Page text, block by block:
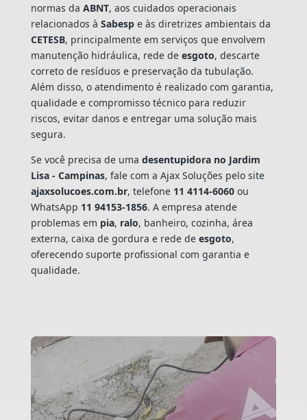
normas da ABNT, aos cuidados operacionais
relacionados à Sabespe às diretrizes ambientais da
CETESB, principalmente em serviços que envolvem
manutenção hidráulica, rede de esgoto, descarte
correto de resíduos e preservação da tubulação.
Além disso, o atendimento é realizado com garantia,
qualidade e compromisso técnico para reduzir
riscos, evitar danos e entregar uma solução mais
segura.
Se você precisa de uma desentupidora no Jardim
Lisa - Campinas, fale com a Ajax Soluções pelo site
ajaxsolucoes.com.br, telefone 11 4114-6060ou
WhatsApp 11 94153-1856. A empresa atende
problemas em pia, ralo, banheiro, cozinha, área
externa, caixa de gordura e rede de esgoto,
oferecendo suporte profissional com garantia e
qualidade.